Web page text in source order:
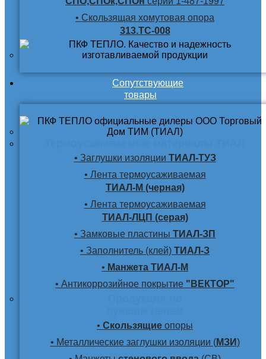
• Скользящая хомутовая опора
313.ТС-008
Сопутствующие
товары
• Заглушки изоляции ТИАЛ-ТУЗ
• Лента термоусаживаемая
ТИАЛ-М (черная)
• Лента термоусаживаемая
ТИАЛ-ЛЦП (серая)
• Замковые пластины ТИАЛ-ЗП
• Заполнитель (клей) ТИАЛ-З
• Манжета ТИАЛ-М
• Антикоррозийное покрытие "ВЕКТОР"
• Скользящие опоры
• Металлические заглушки изоляции (МЗИ)